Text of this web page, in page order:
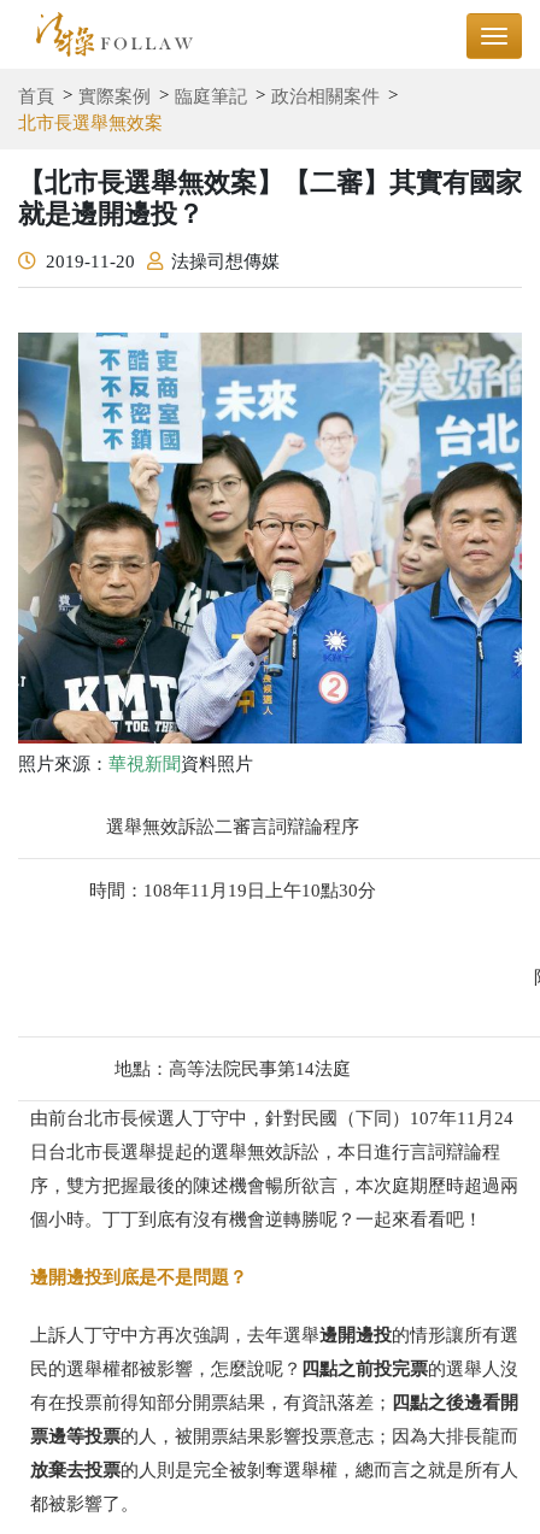
首頁 實際案例 臨庭筆記
政治相關案件
北市長選舉無效案
【北市長選舉無效案】【二審】其實有國家
就是邊開邊投？
2019-11-20 法操司想傳媒
照片來源： 華視新聞資料照片
選舉無效訴訟二審言詞辯論程序
時間：108年11月19日上午10點30分
地點：高等法院民事第14法庭
由前台北市長候選人丁守中，針對民國（下同）107年11月24
日台北市長選舉提起的選舉無效訴訟，本日進行言詞辯論程
序，雙方把握最後的陳述機會暢所欲言，本次庭期歷時超過兩
個小時。丁丁到底有沒有機會逆轉勝呢？一起來看看吧！
邊開邊投到底是不是問題？
上訴人丁守中方再次強調，去年選舉邊開邊投的情形讓所有選
民的選舉權都被影響，怎麼說呢？ 四點之前投完票的選舉人沒
有在投票前得知部分開票結果，有資訊落差； 四點之後邊看開
票邊等投票的人，被開票結果影響投票意志；因為大排長龍而
放棄去投票的人則是完全被剝奪選舉權，總而言之就是所有人
都被影響了。